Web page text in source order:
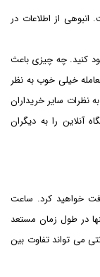
از اطلاعات در
کنید. چه چیزی باعث
خیلی خوب به نظر
نظرات سایر خریداران
آنلاین را به دیگران
خواهید کرد. ساعت
در طول زمان مستعد
می تواند تفاوت بین